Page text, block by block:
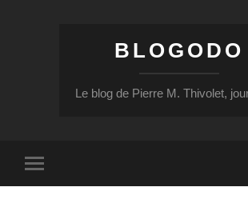
BLOGODO
Le blog de Pierre M. Thivolet,
mobile